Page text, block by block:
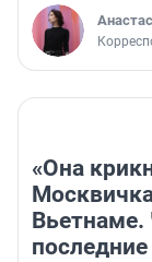
«Она